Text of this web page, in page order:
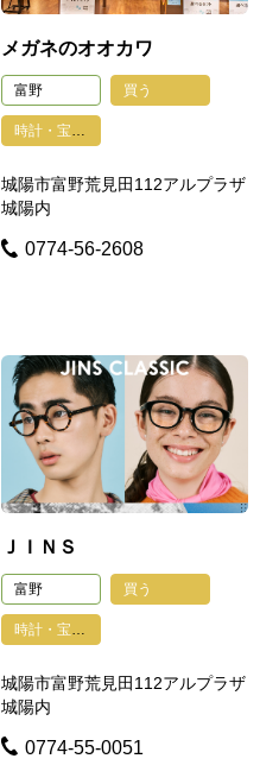
メガネのオオカワ
富野 買う
時計・宝石・貴金属・眼鏡・印鑑・鍵・写真
城陽市富野荒見田112アルプラザ
城陽内
0774-56-2608
ＪＩＮＳ
富野 買う
城陽市富野荒見田112アルプラザ
城陽内
0774-55-0051